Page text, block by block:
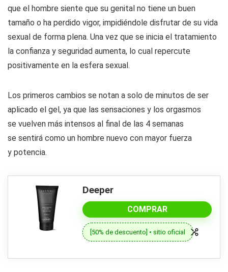
que el hombre siente que su genital no tiene un buen
tamaño o ha perdido vigor, impidiéndole disfrutar de su vida
sexual de forma plena. Una vez que se inicia el tratamiento
la confianza y seguridad aumenta, lo cual repercute
positivamente en la esfera sexual.
Los primeros cambios se notan a solo de minutos de ser
aplicado el gel, ya que las sensaciones y los orgasmos
se vuelven más intensos al final de las 4 semanas
se sentirá como un hombre nuevo con mayor fuerza
y potencia.
Deeper
COMPRAR
[50% de descuento] • sitio oficial